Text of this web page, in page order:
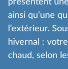
présentent
ainsi qu’une
l’extérieur.
hivernal :
chaud, selon